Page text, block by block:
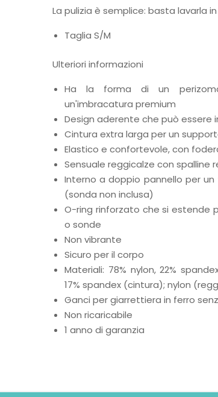
La pulizia è semplice: basta lavarla
Taglia S/M
Ulteriori informazioni
Ha la forma di un
un'imbracatura premium
Design aderente che può
Cintura extra larga per un
Elastico e confortevole, con
Sensuale reggicalze con spalline
Interno a doppio pannello per
(sonda non inclusa)
O-ring rinforzato che si estende
o sonde
Non vibrante
Sicuro per il corpo
Materiali: 78% nylon, 22%
17% spandex (cintura); nylon
Ganci per giarrettiera in ferro
Non ricaricabile
1 anno di garanzia